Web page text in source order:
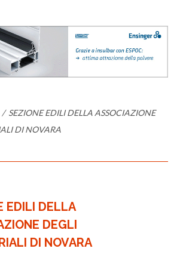
/ SEZIONE EDILI DELLA ASSOCIAZIONE
DI NOVARA
EDILI DELLA
DEGLI
DI NOVARA